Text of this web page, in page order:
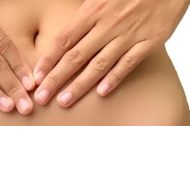
Ищем новые берега.
«Жилищной инициативы»